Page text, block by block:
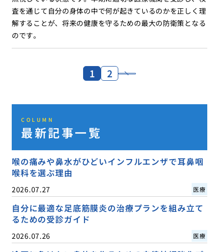
査を通じて自分の身体の中で何が起きているのかを正しく理
解することが、将来の健康を守るための最大の防衛策となる
のです。
1 2
COLUMN
最新記事一覧
喉の痛みや鼻水がひどいインフルエンザで耳鼻咽
喉科を選ぶ理由
2026.07.27 医療
自分に最適な足底筋膜炎の治療プランを組み立て
るための受診ガイド
2026.07.26 医療